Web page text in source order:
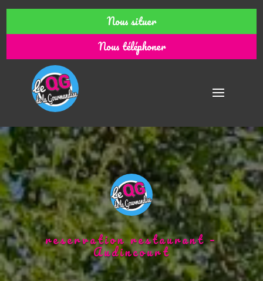
Nous situer
Nous téléphoner
reservation restaurant –
Audincourt